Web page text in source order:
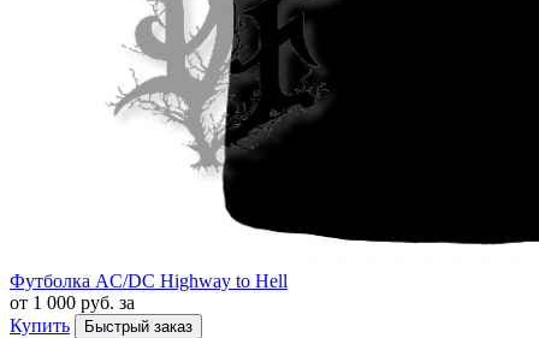
Футболка AC/DC Highway to Hell
от 1 000 руб. за
Купить
Быстрый заказ